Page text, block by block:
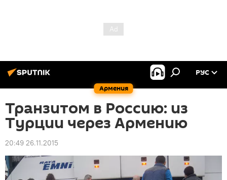
Армения
РУС
Транзитом в Россию: из
Турции через Армению
20:49 26.11.2015